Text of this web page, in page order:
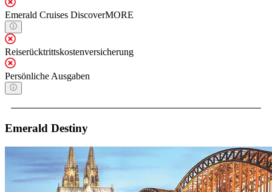
Emerald Cruises DiscoverMORE
Reiserücktrittskostenversicherung
Persönliche Ausgaben
Emerald Destiny